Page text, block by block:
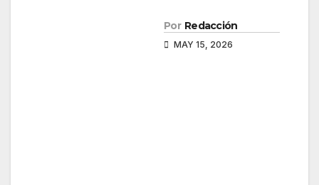
Por Redacción
MAY 15, 2026